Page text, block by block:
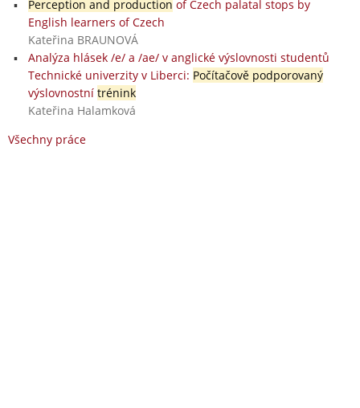
Perception and production of Czech palatal stops by
English learners of Czech
Kateřina BRAUNOVÁ
Analýza hlásek /e/ a /ae/ v anglické výslovnosti studentů
Technické univerzity v Liberci: Počítačově podporovaný
výslovnostní trénink
Kateřina Halamková
Všechny práce